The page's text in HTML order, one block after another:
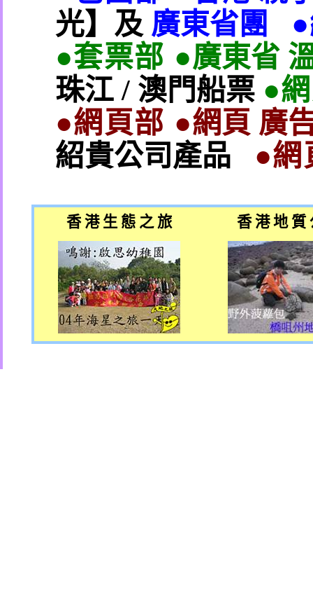
光】及 廣東省團
●套票部 ●廣東省
珠江/ 澳門船票 ●
●網頁部 ●網頁 廣
紹貴公司產品
●網
香 港 生 態 之 旅 香 港 地 質